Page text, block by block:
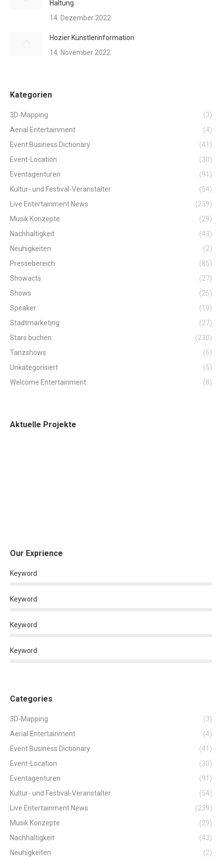
Haltung
14. Dezember 2022
Hozier Künstlerinformation
14. November 2022
Kategorien
3D-Mapping
(3)
Aerial Entertainment
(4)
Event Business Dictionary
(41)
Event-Location
(30)
Eventagenturen
(91)
Kultur- und Festival-Veranstalter
(54)
Live Entertainment News
(239)
Musik Konzepte
(29)
Nachhaltigkeit
(43)
Neuhigkeiten
(2)
Pressebereich
(85)
Showacts
(27)
Shows
(25)
Speaker
(19)
Stadtmarketing
(27)
Stars buchen
(230)
Tanzshows
(6)
Unkategorisiert
(5)
Welcome Entertainment
(8)
Aktuelle Projekte
Our Exprience
Keyword
Keyword
Keyword
Keyword
Categories
3D-Mapping
(3)
Aerial Entertainment
(4)
Event Business Dictionary
(41)
Event-Location
(30)
Eventagenturen
(91)
Kultur- und Festival-Veranstalter
(54)
Live Entertainment News
(239)
Musik Konzepte
(29)
Nachhaltigkeit
(43)
Neuhigkeiten
(2)